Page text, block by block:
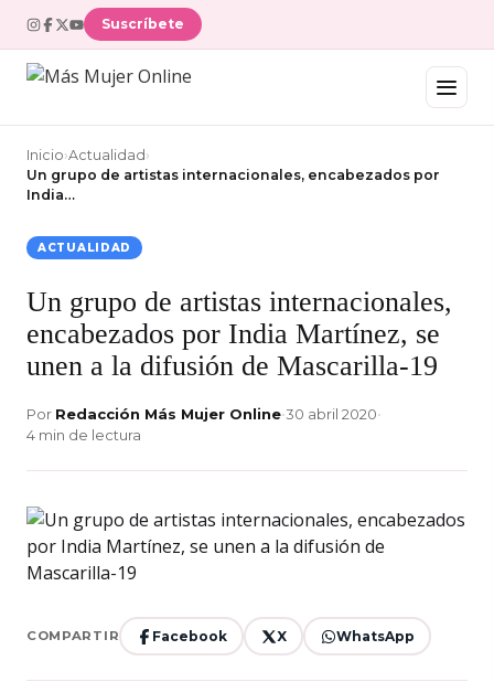
Suscríbete
Inicio›Actualidad ›
Un grupo de artistas internacionales, encabezados por
India…
ACTUALIDAD
Un grupo de artistas internacionales,
encabezados por India Martínez, se
unen a la difusión de Mascarilla-19
Por Redacción Más Mujer Online•30 abril 2020•
4 min de lectura
COMPARTIR Facebook X WhatsApp